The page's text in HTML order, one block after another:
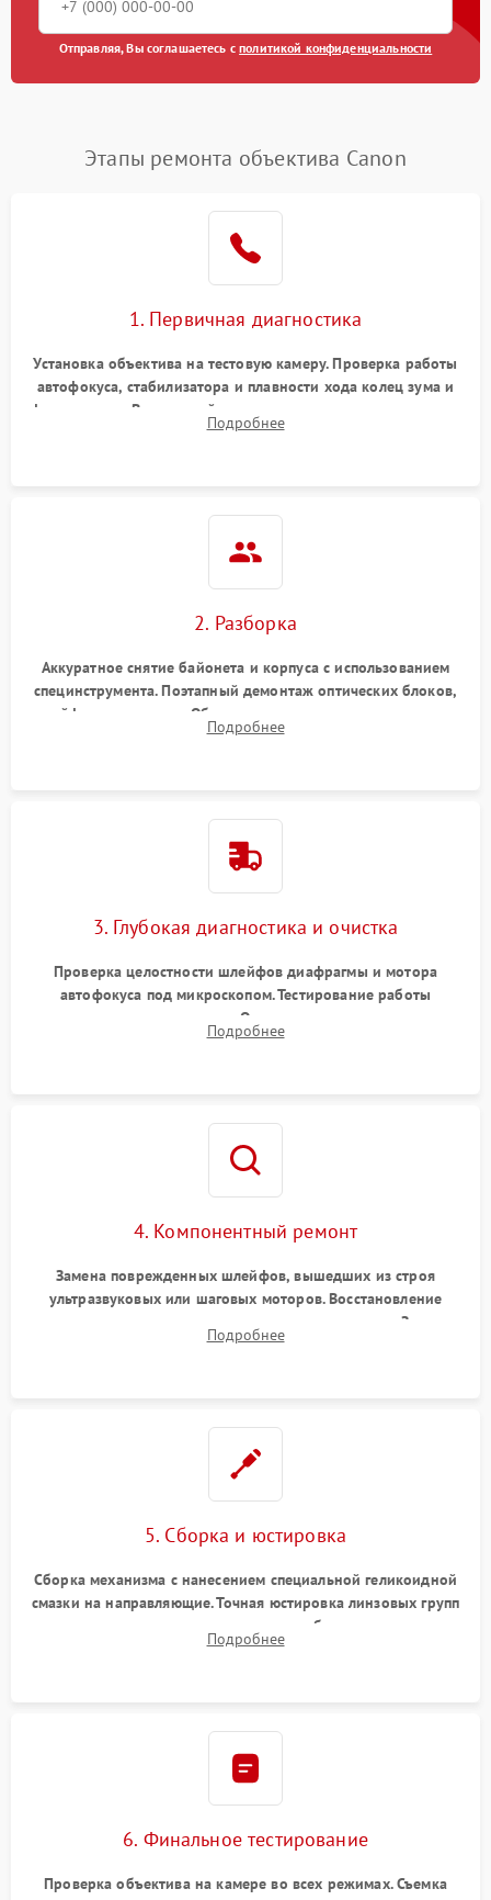
Отправляя, Вы соглашаетесь сполитикой конфиденциальности
Этапы ремонта объектива Canon
1. Первичная диагностика
Установка объектива на тестовую камеру. Проверка работы
автофокуса, стабилизатора и плавности хода колец зума и
фокусировки. Визуальный осмотр линз на наличие царапин,
грибка, пыли и оценка состояния контактов байонета.
Подробнее
2. Разборка
Аккуратное снятие байонета и корпуса с использованием
специнструмента. Поэтапный демонтаж оптических блоков,
шлейфов и приводов. Обязательная маркировка положения
линзовых групп для сохранения заводской центровки при
Подробнее
3. Глубокая диагностика и очистка
Проверка целостности шлейфов диафрагмы и мотора
автофокуса под микроскопом. Тестирование работы
электромагнитного привода. Очистка оптических элементов
от пыли, следов влаги и грибка спецрастворами без
Подробнее
4. Компонентный ремонт
Замена поврежденных шлейфов, вышедших из строя
ультразвуковых или шаговых моторов. Восстановление
геометрии направляющих при заклинивании зума. Замена
неисправного блока диафрагмы, датчиков положения или
Подробнее
5. Сборка и юстировка
Сборка механизма с нанесением специальной геликоидной
смазки на направляющие. Точная юстировка линзовых групп
программным или механическим способом для устранения
бэк
Подробнее
6. Финальное тестирование
Проверка объектива на камере во всех режимах. Съемка